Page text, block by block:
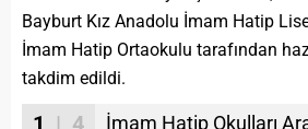
Bayburt Kız Anadolu İmam Hatip
İmam Hatip Ortaokulu tarafından
takdim edildi.
1 | 4
İmam Hatip Okulları